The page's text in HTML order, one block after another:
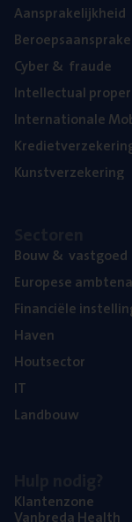
Aan­spra­ke­lijk­heid
Cyber& fraude
Intel­lec­tu­al
Inter­na­ti­o­na­le
Kunst­ver­ze­ke­ring
Bouw& vastgoed
Euro­pe­se
Finan­ci­ë­le
Haven
Hout­sec­tor
IT
Land­bouw
Klan­ten­zo­ne
Van­b­re­da Health